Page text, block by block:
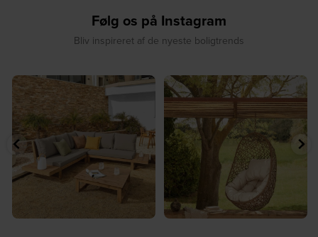
Følg os på Instagram
Bliv inspireret af de nyeste boligtrends
☀️ Sommerens naturlige
samlingspunkt⁠
8 0
☀️ Find dit yndlingssted denne
sommer⁠
...
8 0